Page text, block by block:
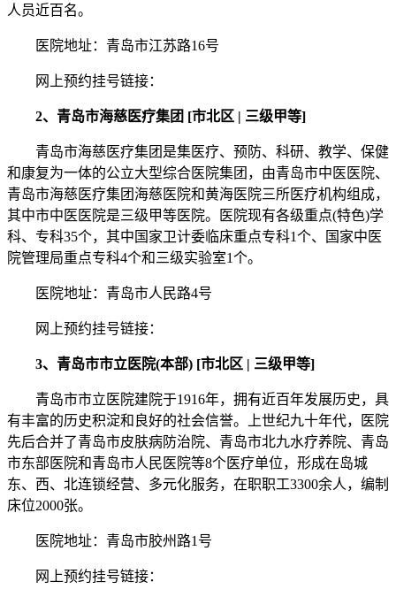
人员近百名。
医院地址：青岛市江苏路16号
网上预约挂号链接：
2、青岛市海慈医疗集团 [市北区 | 三级甲等]
青岛市海慈医疗集团是集医疗、预防、科研、教学、保健
和康复为一体的公立大型综合医院集团，由青岛市中医医院、
青岛市海慈医疗集团海慈医院和黄海医院三所医疗机构组成，
其中市中医医院是三级甲等医院。医院现有各级重点(特色)学
科、专科35个，其中国家卫计委临床重点专科1个、国家中医
院管理局重点专科4个和三级实验室1个。
医院地址：青岛市人民路4号
网上预约挂号链接：
3、青岛市市立医院(本部) [市北区 | 三级甲等]
青岛市市立医院建院于1916年，拥有近百年发展历史，具
有丰富的历史积淀和良好的社会信誉。上世纪九十年代，医院
先后合并了青岛市皮肤病防治院、青岛市北九水疗养院、青岛
市东部医院和青岛市人民医院等8个医疗单位，形成在岛城
东、西、北连锁经营、多元化服务，在职职工3300余人，编制
床位2000张。
医院地址：青岛市胶州路1号
网上预约挂号链接：